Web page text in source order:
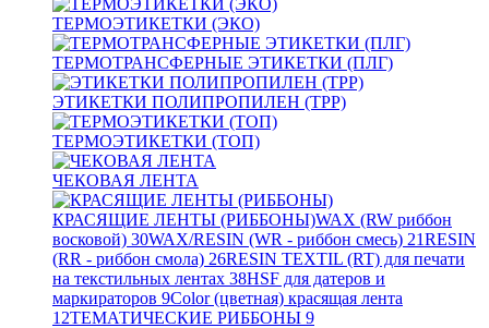
ТЕРМОЭТИКЕТКИ (ЭКО)
ТЕРМОТРАНСФЕРНЫЕ ЭТИКЕТКИ (ПЛГ)
ЭТИКЕТКИ ПОЛИПРОПИЛЕН (TPP)
ТЕРМОЭТИКЕТКИ (ТОП)
ЧЕКОВАЯ ЛЕНТА
КРАСЯЩИЕ ЛЕНТЫ (РИББОНЫ)WAX (RW риббон
восковой) 30WAX/RESIN (WR - риббон смесь) 21RESIN
(RR - риббон смола) 26RESIN TEXTIL (RT) для печати
на текстильных лентах 38HSF для датеров и
маркираторов 9Color (цветная) красящая лента
12ТЕМАТИЧЕСКИЕ РИББОНЫ 9